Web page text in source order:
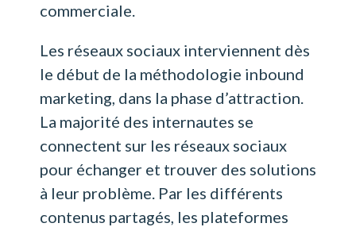
commerciale.
Les réseaux sociaux interviennent dès
le début de la méthodologie inbound
marketing, dans la phase d’attraction.
La majorité des internautes se
connectent sur les réseaux sociaux
pour échanger et trouver des solutions
à leur problème. Par les différents
contenus partagés, les plateformes